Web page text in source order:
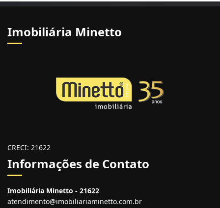
Imobiliária Minetto
CRECI: 21622
Informações de Contato
Imobiliária Minetto - 21622
atendimento@imobiliariaminetto.com.br